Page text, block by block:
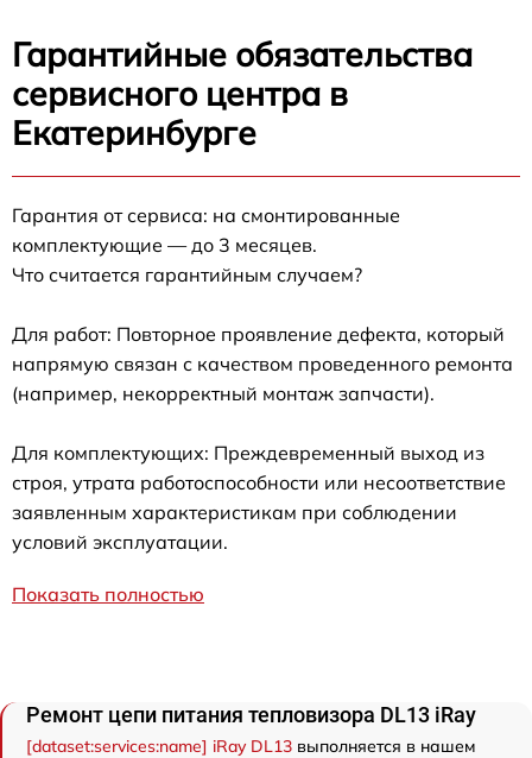
Гарантийные обязательства
сервисного центра в
Екатеринбурге
Гарантия от сервиса: на смонтированные
комплектующие — до 3 месяцев.
Что считается гарантийным случаем?
Для работ: Повторное проявление дефекта, который
напрямую связан с качеством проведенного ремонта
(например, некорректный монтаж запчасти).
Для комплектующих: Преждевременный выход из
строя, утрата работоспособности или несоответствие
заявленным характеристикам при соблюдении
условий эксплуатации.
Показать полностью
Ремонт цепи питания тепловизора DL13 iRay
[dataset:services:name] iRay DL13 выполняется в нашем